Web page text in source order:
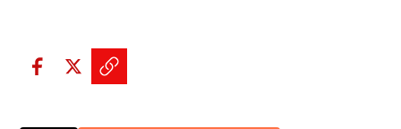
Condividi sui social:
Condividi su Facebook - apre
Condividi su X - apre una
Copia il link e condividi -